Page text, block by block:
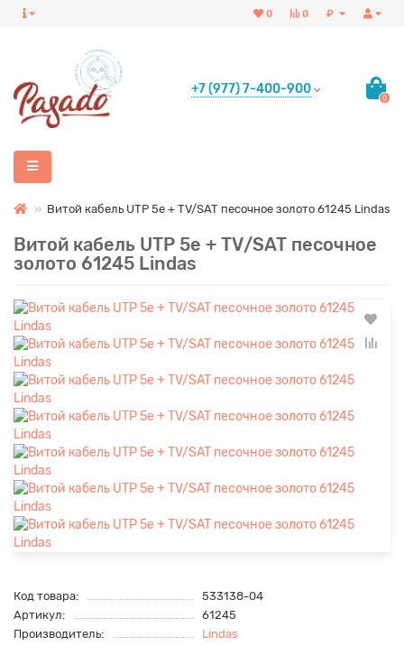
₽
0
0
+7 (977) 7-400-900
0
Витой кабель UTP 5e + TV/SAT песочное золото 61245 Lindas
Витой кабель UTP 5e + TV/SAT песочное
золото 61245 Lindas
Код товара:
533138-04
Артикул:
61245
Производитель:
Lindas